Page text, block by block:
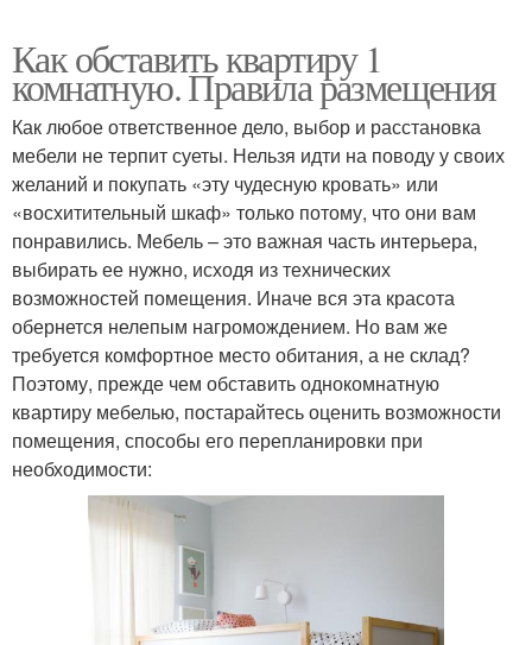
Как обставить квартиру 1
комнатную. Правила размещения
Как любое ответственное дело, выбор и расстановка
мебели не терпит суеты. Нельзя идти на поводу у своих
желаний и покупать «эту чудесную кровать» или
«восхитительный шкаф» только потому, что они вам
понравились. Мебель – это важная часть интерьера,
выбирать ее нужно, исходя из технических
возможностей помещения. Иначе вся эта красота
обернется нелепым нагромождением. Но вам же
требуется комфортное место обитания, а не склад?
Поэтому, прежде чем обставить однокомнатную
квартиру мебелью, постарайтесь оценить возможности
помещения, способы его перепланировки при
необходимости: